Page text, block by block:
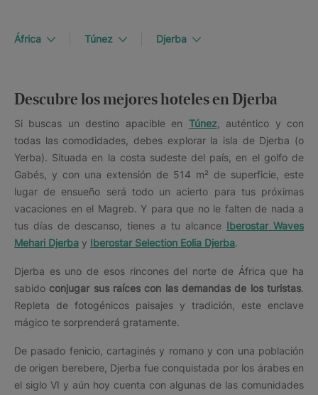
África Túnez Djerba
Descubre los mejores hoteles en Djerba
Si buscas un destino apacible en Túnez, auténtico y con
todas las comodidades, debes explorar la isla de Djerba (o
Yerba). Situada en la costa sudeste del país, en el golfo de
Gabés, y con una extensión de 514 m² de superficie, este
lugar de ensueño será todo un acierto para tus próximas
vacaciones en el Magreb. Y para que no le falten de nada a
tus días de descanso, tienes a tu alcance Iberostar Waves
Mehari Djerba y Iberostar Selection Eolia Djerba.
Djerba es uno de esos rincones del norte de África que ha
sabido conjugar sus raíces con las demandas de los turistas.
Repleta de fotogénicos paisajes y tradición, este enclave
mágico te sorprenderá gratamente.
De pasado fenicio, cartaginés y romano y con una población
de origen berebere, Djerba fue conquistada por los árabes en
el siglo VI y aún hoy cuenta con algunas de las comunidades